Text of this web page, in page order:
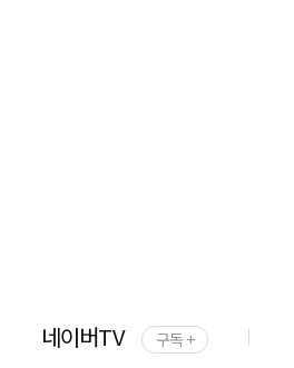
네이버TV 구독 +